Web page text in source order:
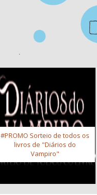
#PROMO Sorteio de todos os
livros de "Diários do
Vampiro"